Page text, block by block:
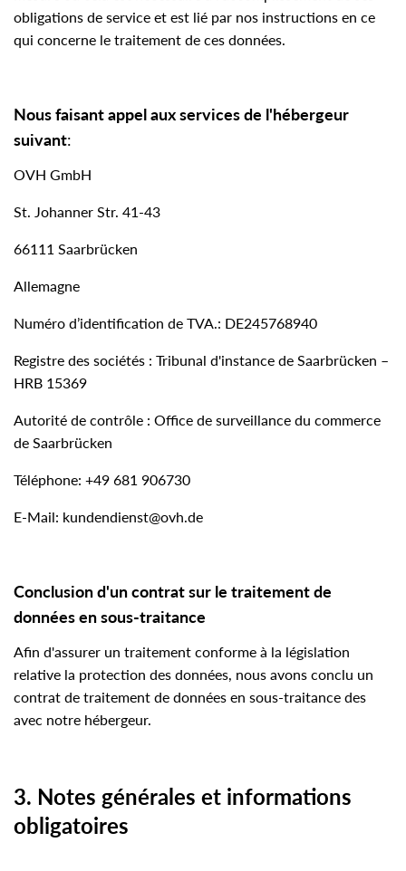
obligations de service et est lié par nos instructions en ce
qui concerne le traitement de ces données.
Nous faisant appel aux services de l'hébergeur
suivant:
OVH GmbH
St. Johanner Str. 41-43
66111 Saarbrücken
Allemagne
Numéro d’identification de TVA.: DE245768940
Registre des sociétés : Tribunal d'instance de Saarbrücken –
HRB 15369
Autorité de contrôle : Office de surveillance du commerce
de Saarbrücken
Téléphone: +49 681 906730
E-Mail: kundendienst@ovh.de
Conclusion d'un contrat sur le traitement de
données en sous-traitance
Afin d'assurer un traitement conforme à la législation
relative la protection des données, nous avons conclu un
contrat de traitement de données en sous-traitance des
avec notre hébergeur.
3. Notes générales et informations
obligatoires